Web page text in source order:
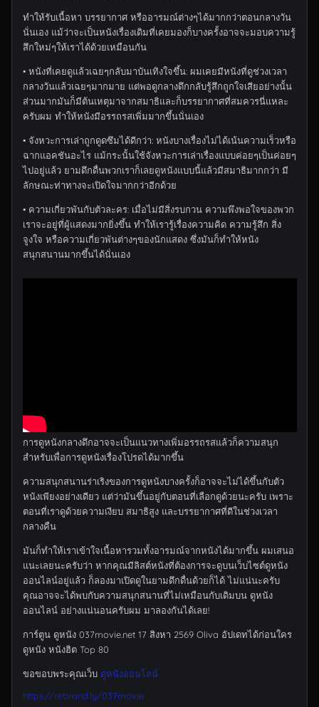
ทำให้รับเนื้อหา บรรยากาศ หรืออารมณ์ต่างๆได้มากกว่าตอนกลางวัน
นั่นเอง แม้ว่าจะเป็นหนังเรื่องเดิมที่เคยมองก็บางครั้งอาจจะมอบความรู้
สึกใหม่ๆให้เราได้ด้วยเหมือนกัน
• หนังที่เคยดูแล้วเฉยๆกลับมาบันเทิงใจขึ้น: ผมเคยมีหนังที่ดูช่วงเวลา
กลางวันแล้วเฉยๆมากมาย แต่พอดูกลางดึกกลับรู้สึกถูกใจเสียอย่างนั้น
ส่วนมากมันก็มีต้นเหตุมาจากสมาธิและก็บรรยากาศที่สมควรนี่แหละ
ครับผม ทำให้หนังมีอรรถรสเพิ่มมากขึ้นนั่นเอง
• จังหวะการเล่าถูกดูดซึมได้ดีกว่า: หนังบางเรื่องไม่ได้เน้นความเร็วหรือ
ฉากแอคชันอะไร แม้กระนั้นใช้จังหวะการเล่าเรื่องแบบค่อยๆเป็นค่อยๆ
ไปอยู่แล้ว ยามดึกดื่นพวกเราก็เลยดูหนังแบบนี้แล้วมีสมาธิมากกว่า มี
ลักษณะท่าทางจะเปิดใจมากกว่าอีกด้วย
• ความเกี่ยวพันกับตัวละคร: เมื่อไม่มีสิ่งรบกวน ความพึงพอใจของพวก
เราจะอยู่ที่ผู้แสดงมากยิ่งขึ้น ทำให้เรารู้เรื่องความคิด ความรู้สึก สิ่ง
จูงใจ หรือความเกี่ยวพันต่างๆของนักแสดง ซึ่งมันก็ทำให้หนัง
สนุกสนานมากขึ้นได้นั่นเอง
การดูหนังกลางดึกอาจจะเป็นแนวทางเพิ่มอรรถรสแล้วก็ความสนุก
สำหรับเพื่อการดูหนังเรื่องโปรดได้มากขึ้น
ความสนุกสนานร่าเริงของการดูหนังบางครั้งก็อาจจะไม่ได้ขึ้นกับตัว
หนังเพียงอย่างเดียว แต่ว่ามันขึ้นอยู่กับตอนที่เลือกดูด้วยนะครับ เพราะ
ตอนที่เราดูด้วยความเงียบ สมาธิสูง และบรรยากาศที่ดีในช่วงเวลา
กลางคืน
มันก็ทำให้เราเข้าใจเนื้อหารวมทั้งอารมณ์จากหนังได้มากขึ้น ผมเสนอ
แนะเลยนะครับว่า หากคุณมีลิสต์หนังที่ต้องการจะดูบนเว็บไซต์ดูหนัง
ออนไลน์อยู่แล้ว ก็ลองมาเปิดดูในยามดึกดื่นด้วยก็ได้ ไม่แน่นะครับ
คุณอาจจะได้พบกับความสนุกสนานที่ไม่เหมือนกับเดิมบน ดูหนัง
ออนไลน์ อย่างแน่นอนครับผม มาลองกันได้เลย!
การ์ตูน ดูหนัง 037movie.net 17 สิงหา 2569 Oliva อัปเดทได้ก่อนใคร
ดูหนัง หนังฮิต Top 80
ขอขอบพระคุณเว็บ ดูหนังออนไลน์
https://rebrand.ly/037movie